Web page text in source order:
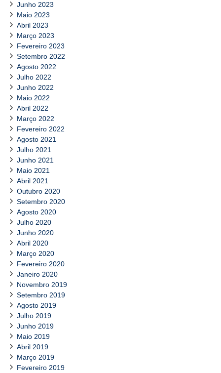
Junho 2023
Maio 2023
Abril 2023
Março 2023
Fevereiro 2023
Setembro 2022
Agosto 2022
Julho 2022
Junho 2022
Maio 2022
Abril 2022
Março 2022
Fevereiro 2022
Agosto 2021
Julho 2021
Junho 2021
Maio 2021
Abril 2021
Outubro 2020
Setembro 2020
Agosto 2020
Julho 2020
Junho 2020
Abril 2020
Março 2020
Fevereiro 2020
Janeiro 2020
Novembro 2019
Setembro 2019
Agosto 2019
Julho 2019
Junho 2019
Maio 2019
Abril 2019
Março 2019
Fevereiro 2019